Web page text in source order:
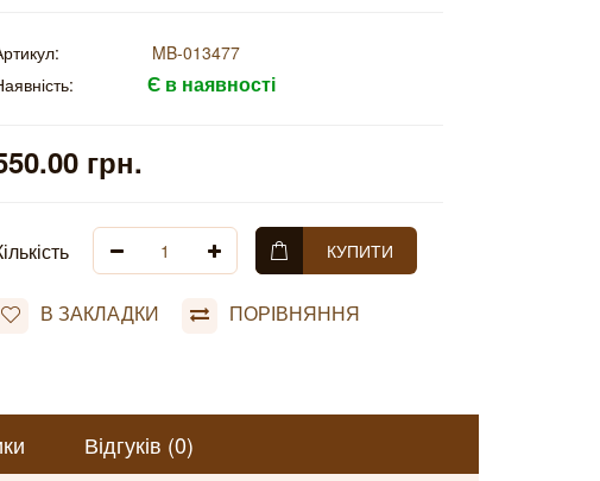
MB-013477
Є в наявності
грн.
КУПИТИ
В ЗАКЛАДКИ ПОРІВНЯННЯ
Відгуків (0)